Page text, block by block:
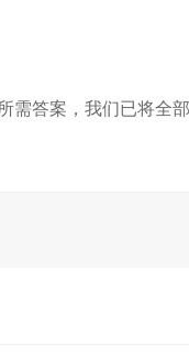
需答案，我们已将全